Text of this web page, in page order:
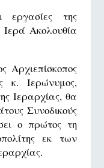
της
Ακολουθία
Αρχιεπίσκοπος
κ. Ιερώνυμος,
Ιεραρχίας, θα
Συνοδικούς
ο πρώτος τη
εκ των